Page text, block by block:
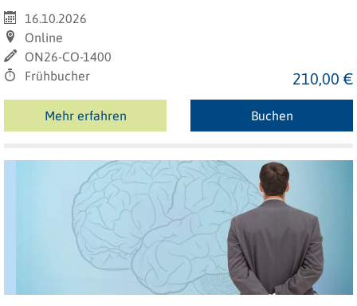
16.10.2026
Online
ON26-CO-1400
Frühbucher
210,00 €
Mehr erfahren Buchen